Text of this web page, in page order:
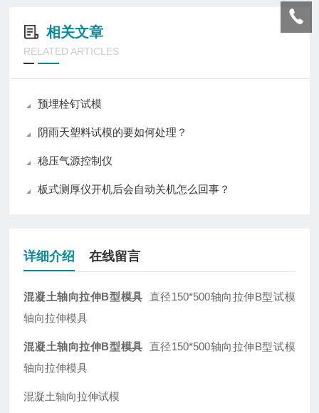
相关文章
RELATED ARTICLES
预埋栓钉试模
阴雨天塑料试模的要如何处理？
稳压气源控制仪
板式测厚仪开机后会自动关机怎么回事？
详细介绍 在线留言
混凝土轴向拉伸B型模具 直径150*500轴向拉伸B型试模
轴向拉伸模具
混凝土轴向拉伸B型模具 直径150*500轴向拉伸B型试模
轴向拉伸模具
混凝土轴向拉伸试模